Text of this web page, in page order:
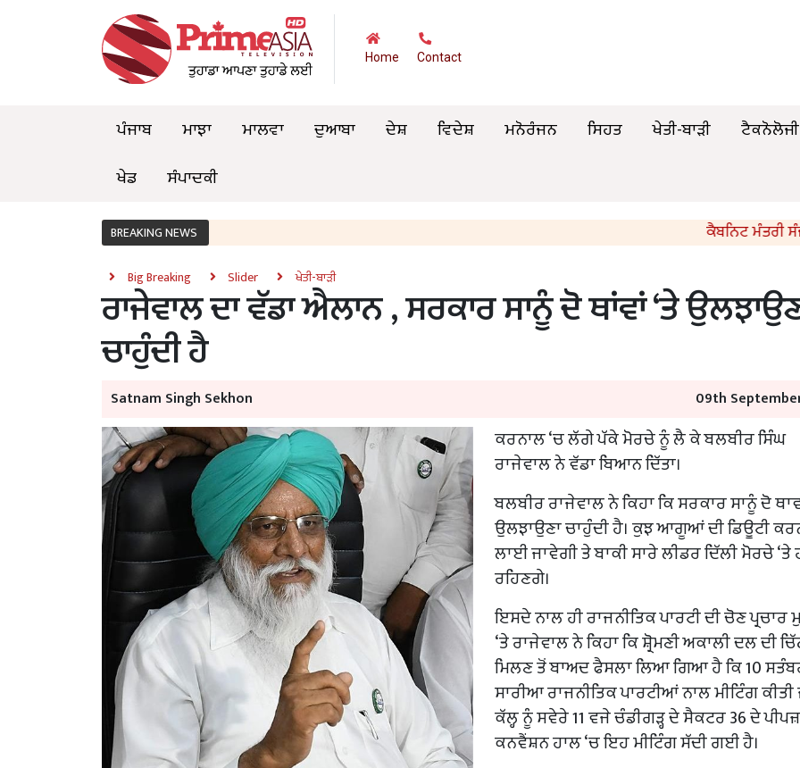
Home Contact
ਪੰਜਾਬ ਮਾਝਾ ਮਾਲਵਾ ਦੁਆਬਾ ਦੇਸ਼ ਵਿਦੇਸ਼ ਮਨੋਰੰਜਨ ਸਿਹਤ ਖੇਤੀ-ਬਾੜੀ ਟੈਕਨੋਲੋਜੀ
ਖੇਡ
ਸੰਪਾਦਕੀ
BREAKING NEWS ਕੈਬਨਿਟ ਮੰਤਰੀ ਸੰਜੀਵ
Big Breaking Slider ਖੇਤੀ-ਬਾੜੀ
ਰਾਜੇਵਾਲ ਦਾ ਵੱਡਾ ਐਲਾਨ , ਸਰਕਾਰ ਸਾਨੂੰ ਦੋ ਥਾਂਵਾਂ ‘ਤੇ
ਚਾਹੁੰਦੀ ਹੈ
Satnam Singh Sekhon 09th
ਕਰਨਾਲ ‘ਚ ਲੱਗੇ ਪੱਕੇ ਮੋਰਚੇ ਨੂੰ ਲੈ ਕੇ ਬਲਬੀਰ ਸਿੰਘ
ਰਾਜੇਵਾਲ ਨੇ ਵੱਡਾ ਬਿਆਨ ਦਿੱਤਾ।
ਬਲਬੀਰ ਰਾਜੇਵਾਲ ਨੇ ਕਿਹਾ ਕਿ ਸਰਕਾਰ ਸਾਨੂੰ ਦੋ
ਉਲਝਾਉਣਾ ਚਾਹੁੰਦੀ ਹੈ। ਕੁਝ ਆਗੂਆਂ ਦੀ ਡਿਊਟੀ
ਲਾਈ ਜਾਵੇਗੀ ਤੇ ਬਾਕੀ ਸਾਰੇ ਲੀਡਰ ਦਿੱਲੀ ਮੋਰਚੇ ‘ਤੇ
ਰਹਿਣਗੇ।
ਇਸਦੇ ਨਾਲ ਹੀ ਰਾਜਨੀਤਿਕ ਪਾਰਟੀ ਦੀ ਚੋਣ ਪ੍ਰਚਾਰ
‘ਤੇ ਰਾਜੇਵਾਲ ਨੇ ਕਿਹਾ ਕਿ ਸ਼੍ਰੋਮਣੀ ਅਕਾਲੀ ਦਲ ਦੀ
ਮਿਲਣ ਤੋਂ ਬਾਅਦ ਫੈਸਲਾ ਲਿਆ ਗਿਆ ਹੈ ਕਿ 10
ਸਾਰੀਆ ਰਾਜਨੀਤਿਕ ਪਾਰਟੀਆਂ ਨਾਲ ਮੀਟਿੰਗ ਕੀਤੀ
ਕੱਲ੍ਹ ਨੂੰ ਸਵੇਰੇ 11 ਵਜੇ ਚੰਡੀਗੜ੍ਹ ਦੇ ਸੈਕਟਰ 36 ਦੇ
ਕਨਵੈਂਸ਼ਨ ਹਾਲ ‘ਚ ਇਹ ਮੀਟਿੰਗ ਸੱਦੀ ਗਈ ਹੈ।